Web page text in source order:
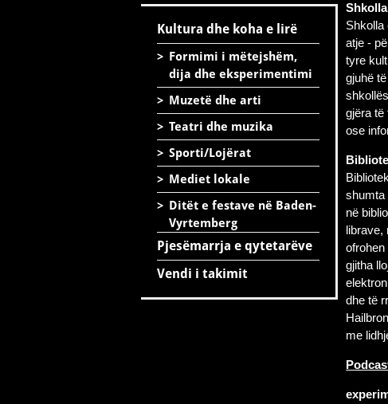
Kultura dhe koha e lirë
> Formimi i mëtejshëm,
dija dhe eksperimentimi
> Muzetë dhe arti
> Teatri dhe muzika
> Sporti/Lojërat
> Mediet lokale
> Ditët e festave në Baden-
Vyrtemberg
Pjesëmarrja e qytetarëve
Vendi i takimit
Shkolla
atje -
tyre
gjuhë
gjëra të
ose
shumta
në
librave,
ofrohen
gjitha
dhe të
me